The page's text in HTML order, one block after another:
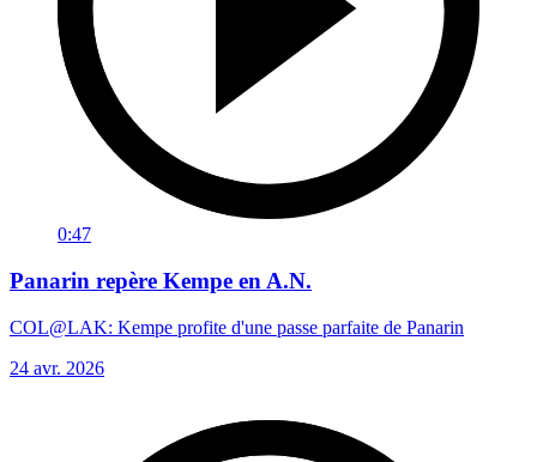
0:47
Panarin repère Kempe en A.N.
COL@LAK: Kempe profite d'une passe parfaite de Panarin
24 avr. 2026